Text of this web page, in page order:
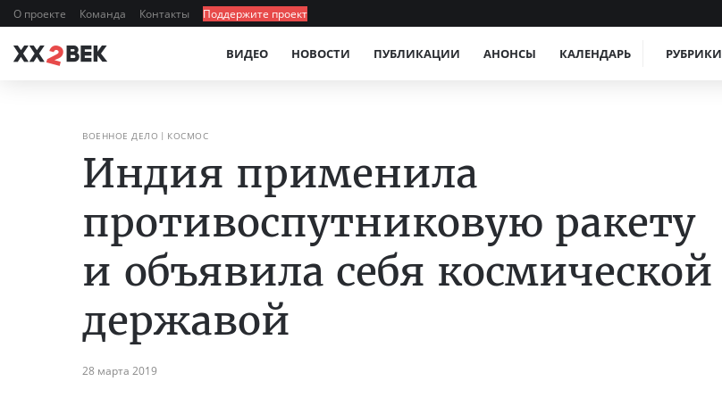
О проекте Команда Контакты Поддержите проект
ВИДЕО НОВОСТИ ПУБЛИКАЦИИ АНОНСЫ КАЛЕНДАРЬ РУБРИКИ
ВОЕННОЕ ДЕЛО КОСМОС
Индия применила
противоспутниковую ракету
и объявила себя космической
державой
28 марта 2019